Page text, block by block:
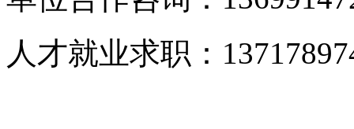
人才就业求职：